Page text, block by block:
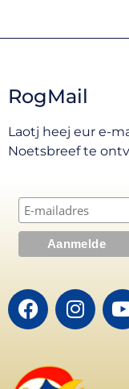
RogMail
Laotj heej eur e-
Noetsbreef te